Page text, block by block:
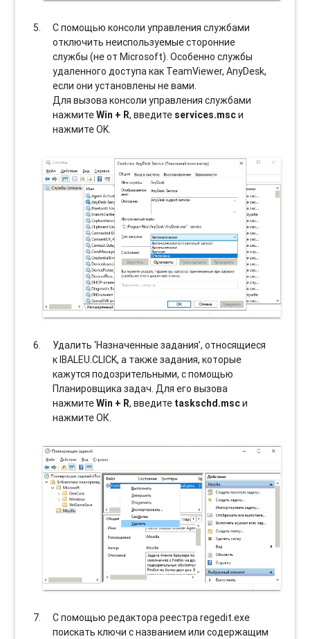
С помощью консоли управления службами
отключить неиспользуемые сторонние
службы (не от Microsoft). Особенно службы
удаленного доступа как TeamViewer, AnyDesk,
если они установлены не вами.
Для вызова консоли управления службами
нажмитеWin + R, введите services.mscи
нажмите OK.
Удалить ‘Назначенные задания’, относящиеся
к IBALEU.CLICK, а также задания, которые
кажутся подозрительными, с помощью
Планировщика задач. Для его вызова
нажмитеWin + R, введите taskschd.mscи
нажмите ОК.
С помощью редактора реестра regedit.exe
поискать ключи с названием или содержащим